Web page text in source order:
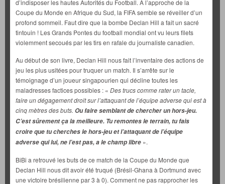
d’indisposer les hautes Autorités du Football. A l’approche de la
Coupe du Monde en Afrique du Sud, la FIFA semble se réveiller d’un
profond sommeil. Faut dire que la bombe Declan Hill a fait un sacré
tintouin ! Les Grands Pontes du football mondial ont vu leurs filets
violemment secoués par les tirs en rafale du journaliste canadien.
Au début de son livre, Declan Hill nous fait l’inventaire des actions de
jeu les plus usitées pour truquer un match. Il s’arrête sur le
témoignage d’un joueur singapourien qui décline toutes les
maladresses factices possibles : « Des trucs comme rater un tacle,
faire un dégagement droit sur l’attaquant de l’équipe adverse qui est à
cinq mètres des buts. Ou faire semblant de chercher un hors-jeu.
C’est sûrement ça la meilleure. Tu remontes le terrain, tu fais
croire que tu cherches le hors-jeu et l’attaquant de l’équipe
adverse qui lui, ne l’est pas, a le champ libre ».
BiBi a retrouvé les buts de ce match de la Coupe du Monde que
Declan Hill nous dit avoir été truqué (Brésil-Ghana à Dortmund avec
une victoire brésilienne par 3 à 0). Comment ne pas rapprocher les